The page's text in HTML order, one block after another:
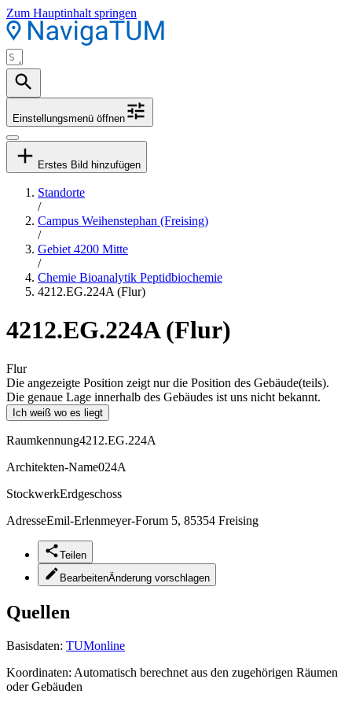
Zum Hauptinhalt springen
Einstellungsmenü öffnen
Erstes Bild hinzufügen
Standorte
/
Campus Weihenstephan (Freising)
/
Gebiet 4200 Mitte
/
Chemie Bioanalytik Peptidbiochemie
4212.EG.224A (Flur)
4212.EG.224A (Flur)
Flur
Die angezeigte Position zeigt nur die Position des Gebäude(teils).
Die genaue Lage innerhalb des Gebäudes ist uns nicht bekannt.
Ich weiß wo es liegt
Raumkennung4212.EG.224A
Architekten-Name024A
StockwerkErdgeschoss
AdresseEmil-Erlenmeyer-Forum 5, 85354 Freising
Teilen
BearbeitenÄnderung vorschlagen
Quellen
Basisdaten: TUMonline
Koordinaten: Automatisch berechnet aus den zugehörigen Räumen
oder Gebäuden